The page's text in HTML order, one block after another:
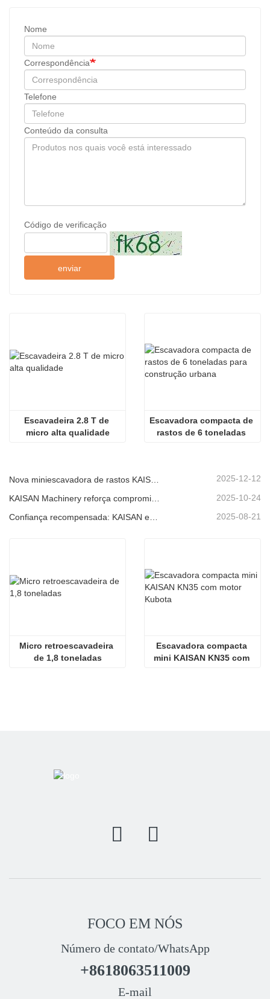
Nome
Correspondência
Telefone
Conteúdo da consulta
Código de verificação
enviar
Escavadeira 2.8 T de
micro alta qualidade
Escavadora compacta de
rastos de 6 toneladas
2025-12-12
2025-10-24
2025-08-21
Micro retroescavadeira
de 1,8 toneladas
Escavadora compacta
mini KAISAN KN35 com
FOCO EM NÓS
Número de contato/WhatsApp
+8618063511009
E-mail